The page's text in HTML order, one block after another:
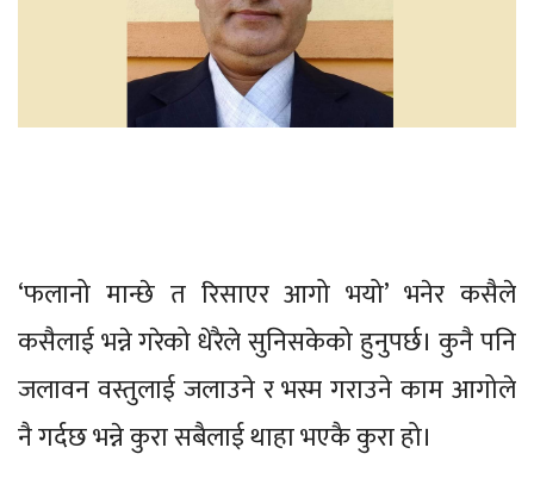
‘फलानो मान्छे त रिसाएर आगो भयो’ भनेर कसैले
कसैलाई भन्ने गरेको धेरैले सुनिसकेको हुनुपर्छ। कुनै पनि
जलावन वस्तुलाई जलाउने र भस्म गराउने काम आगोले
नै गर्दछ भन्ने कुरा सबैलाई थाहा भएकै कुरा हो।